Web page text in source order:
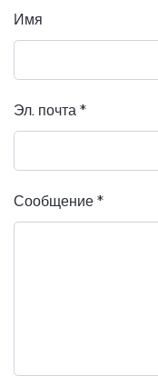
Имя
Эл. почта *
Сообщение *